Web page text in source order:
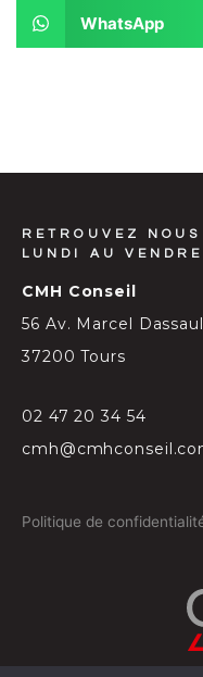
WhatsApp
RETROUVEZ
LUNDI AU
CMH Conseil
56 Av. Marcel
37200 Tours
02 47 20 34 54
Politique de